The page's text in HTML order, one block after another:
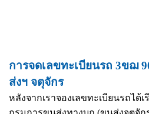
การจดเลขทะเบียนรถ 3ขฌ
ส่งฯ จตุจักร
หลังจากเราจองเลขทะเบียนรถได้